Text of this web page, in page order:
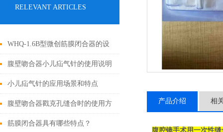
RELEVANT ARTICLES
WHQ-1.6B型微创筋膜闭合器的设
计原理与应用
腹壁吻合器小儿疝气针的使用说明
小儿疝气针的应用场景和特点
腹壁吻合器戳克孔缝合时的使用方
法
筋膜闭合器具有哪些特点？
产品介绍 相
腹腔镜手术用一次性